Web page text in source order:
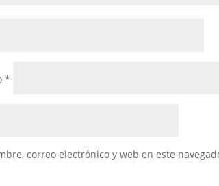
*
correo electrónico y web en este